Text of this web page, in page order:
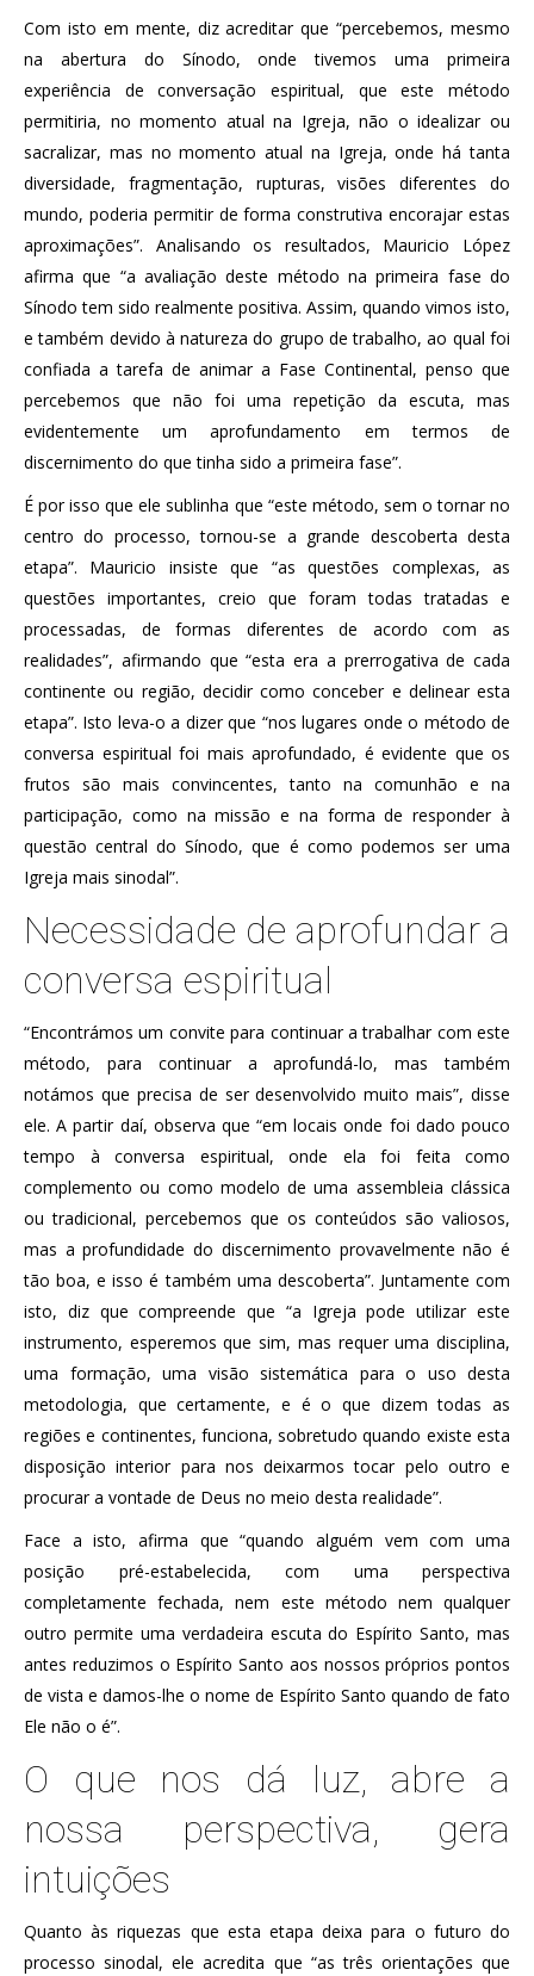
Com isto em mente, diz acreditar que “percebemos, mesmo
na abertura do Sínodo, onde tivemos uma primeira
experiência de conversação espiritual, que este método
permitiria, no momento atual na Igreja, não o idealizar ou
sacralizar, mas no momento atual na Igreja, onde há tanta
diversidade, fragmentação, rupturas, visões diferentes do
mundo, poderia permitir de forma construtiva encorajar estas
aproximações”. Analisando os resultados, Mauricio López
afirma que “a avaliação deste método na primeira fase do
Sínodo tem sido realmente positiva. Assim, quando vimos isto,
e também devido à natureza do grupo de trabalho, ao qual foi
confiada a tarefa de animar a Fase Continental, penso que
percebemos que não foi uma repetição da escuta, mas
evidentemente um aprofundamento em termos de
discernimento do que tinha sido a primeira fase”.
É por isso que ele sublinha que “este método, sem o tornar no
centro do processo, tornou-se a grande descoberta desta
etapa”. Mauricio insiste que “as questões complexas, as
questões importantes, creio que foram todas tratadas e
processadas, de formas diferentes de acordo com as
realidades”, afirmando que “esta era a prerrogativa de cada
continente ou região, decidir como conceber e delinear esta
etapa”. Isto leva-o a dizer que “nos lugares onde o método de
conversa espiritual foi mais aprofundado, é evidente que os
frutos são mais convincentes, tanto na comunhão e na
participação, como na missão e na forma de responder à
questão central do Sínodo, que é como podemos ser uma
Igreja mais sinodal”.
Necessidade de aprofundar a
conversa espiritual
“Encontrámos um convite para continuar a trabalhar com este
método, para continuar a aprofundá-lo, mas também
notámos que precisa de ser desenvolvido muito mais”, disse
ele. A partir daí, observa que “em locais onde foi dado pouco
tempo à conversa espiritual, onde ela foi feita como
complemento ou como modelo de uma assembleia clássica
ou tradicional, percebemos que os conteúdos são valiosos,
mas a profundidade do discernimento provavelmente não é
tão boa, e isso é também uma descoberta”. Juntamente com
isto, diz que compreende que “a Igreja pode utilizar este
instrumento, esperemos que sim, mas requer uma disciplina,
uma formação, uma visão sistemática para o uso desta
metodologia, que certamente, e é o que dizem todas as
regiões e continentes, funciona, sobretudo quando existe esta
disposição interior para nos deixarmos tocar pelo outro e
procurar a vontade de Deus no meio desta realidade”.
Face a isto, afirma que “quando alguém vem com uma
posição pré-estabelecida, com uma perspectiva
completamente fechada, nem este método nem qualquer
outro permite uma verdadeira escuta do Espírito Santo, mas
antes reduzimos o Espírito Santo aos nossos próprios pontos
de vista e damos-lhe o nome de Espírito Santo quando de fato
Ele não o é”.
O que nos dá luz, abre a
nossa perspectiva, gera
intuições
Quanto às riquezas que esta etapa deixa para o futuro do
processo sinodal, ele acredita que “as três orientações que